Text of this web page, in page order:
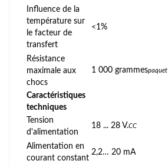
Influence de la
température sur
le facteur de
transfert
<1%
Résistance
maximale aux
chocs
1 000 grammespaquet
Caractéristiques
techniques
Tension
d'alimentation
18 ... 28 V.CC
Alimentation en
courant constant
2,2… 20 mA